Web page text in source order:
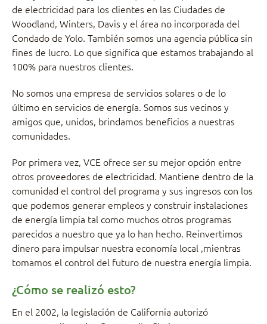
de electricidad para los clientes en las Ciudades de
Woodland, Winters, Davis y el área no incorporada del
Condado de Yolo. También somos una agencia pública sin
fines de lucro. Lo que significa que estamos trabajando al
100% para nuestros clientes.
No somos una empresa de servicios solares o de lo
último en servicios de energía. Somos sus vecinos y
amigos que, unidos, brindamos beneficios a nuestras
comunidades.
Por primera vez, VCE ofrece ser su mejor opción entre
otros proveedores de electricidad. Mantiene dentro de la
comunidad el control del programa y sus ingresos con los
que podemos generar empleos y construir instalaciones
de energía limpia tal como muchos otros programas
parecidos a nuestro que ya lo han hecho. Reinvertimos
dinero para impulsar nuestra economía local ,mientras
tomamos el control del futuro de nuestra energía limpia.
¿Cómo se realizó esto?
En el 2002, la legislación de California autorizó